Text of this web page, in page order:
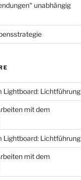
unabhängig
Lightboard: Lichtführung
mit dem
Lightboard: Lichtführung
mit dem